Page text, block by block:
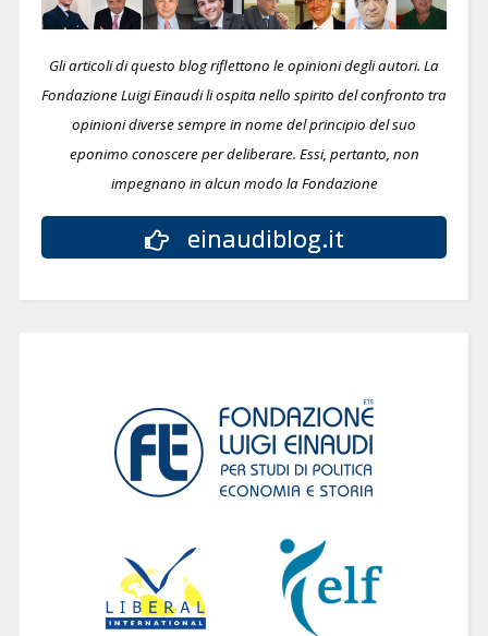
Gli articoli di questo blog riflettono le opinioni degli autori. La
Fondazione Luigi Einaudi li ospita nello spirito del confronto tra
opinioni diverse sempre in nome del principio del suo
eponimo conoscere per deliberare. Essi, pertanto, non
impegnano in alcun modo la Fondazione
einaudiblog.it